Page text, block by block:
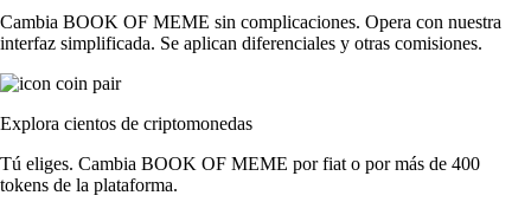
Cambia BOOK OF MEME sin complicaciones. Opera con nuestra
interfaz simplificada. Se aplican diferenciales y otras comisiones.
Explora cientos de criptomonedas
Tú eliges. Cambia BOOK OF MEME por fiat o por más de 400
tokens de la plataforma.